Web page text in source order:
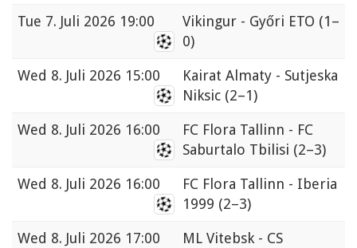
Tue 7. Juli 2026 19:00 Vikingur - Győri ETO (1–
0)
Wed 8. Juli 2026 15:00
Kairat Almaty - Sutjeska
Niksic (2–1)
Wed 8. Juli 2026 16:00
FC Flora Tallinn - FC
Saburtalo Tbilisi (2–3)
Wed 8. Juli 2026 16:00
FC Flora Tallinn - Iberia
1999 (2–3)
Wed 8. Juli 2026 17:00
ML Vitebsk - CS